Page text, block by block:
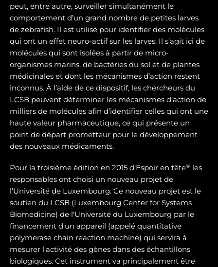
peut, entre autre, surveiller simultanément le
comportement d’un grand nombre de petites larves
de zebrafish. Il est utilisé pour identifier des molécules
qui ont un effet neuro-actif sur les larves. Il s’agit ici de
molécules qui sont isolées à partir de micro-
organismes marins, de bactéries du sol et de plantes
médicinales et dont les mécanismes d’action restent
inconnus. À l’aide de ce dispositif, les chercheurs du
LCSB peuvent déterminer les mécanismes d’action de
milliers de molécules afin d’identifier celles qui ont une
haute valeur pharmaceutique, ce qui présente un
point de départ prometteur pour le développement
des nouveaux médicaments.
Pour la troisième édition en 2015 d’Espoir en tête® les
responsables ont choisi un nouveau projet de
l’Université de Luxembourg. Ce nouveau projet est le
soutien du LCSB (Luxembourg Center for Systems
Biomedicine) de l'Université du Luxembourg par le
financement d'un appareil (appelé quantitative
polymerase chain reaction machine) qui servira à
mesurer l'activité des gènes dans des échantillons
biologiques. Cet instrument va principalement être